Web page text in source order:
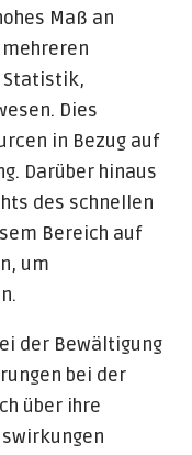
Maß an
Statistik,
Dies
in Bezug auf
Darüber hinaus
des schnellen
Bereich auf
um
der Bewältigung
bei der
über ihre